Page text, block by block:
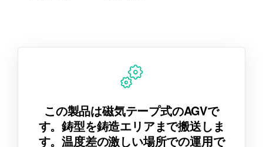
この製品は磁気テープ式のAGVで
す。鋳型を鋳造エリアまで搬送しま
す。温度差の激しい場所での運用で